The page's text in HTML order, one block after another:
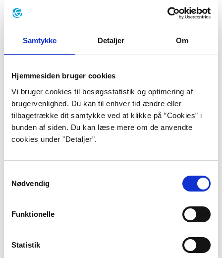
Samtykke Detaljer Om
Hjemmesiden bruger cookies
Vi bruger cookies til besøgsstatistik og optimering af
brugervenlighed. Du kan til enhver tid ændre eller
tilbagetrække dit samtykke ved at klikke på ”Cookies” i
bunden af siden. Du kan læse mere om de anvendte
cookies under ”Detaljer”.
Nødvendig
Funktionelle
Statistik
Adgang kræver, at ens bibliotek eller
uddannelsesinstitution har tegnet
abonnementpå
Lyt til portrætterne
Nu kan man få læst portrætter op på
Forfatterweb.Oplæsningsfunktionen kan anvendes
på forskellige måder. Man kan få læst hvert kapitel op,
hoppe i teksten og få markeret teksten, mens den
læses op.Find vejledning til oplæsningsfunktionen
Målgruppen for Forfatterweb
Forfatterweb henvender sig til en bred målgruppe og
er nem at orientere sig i for alment interesserede,
opgaveskrivning.